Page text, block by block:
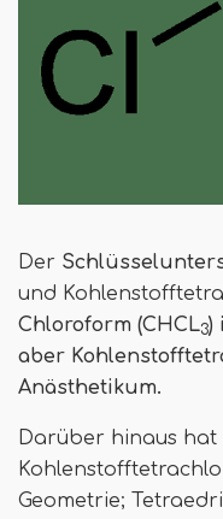
Der
und
Chloroform (CHCL3)
aber
Anästhetikum.
Darüber hinaus hat
Geometrie;